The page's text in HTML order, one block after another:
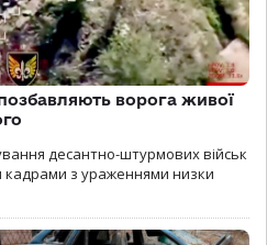
ворога живої
десантно-штурмових військ
з ураженнями низки